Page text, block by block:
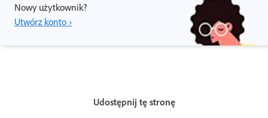
Nowy użytkownik?
Utwórz konto ›
Udostępnij tę stronę